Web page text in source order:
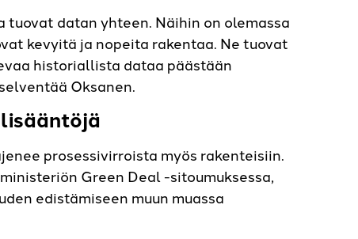
datan yhteen. Näihin on olemassa
kevyitä ja nopeita rakentaa. Ne tuovat
historiallista dataa päästään
Oksanen.
prosessivirroista myös rakenteisiin.
Green Deal -sitoumuksessa,
edistämiseen muun muassa